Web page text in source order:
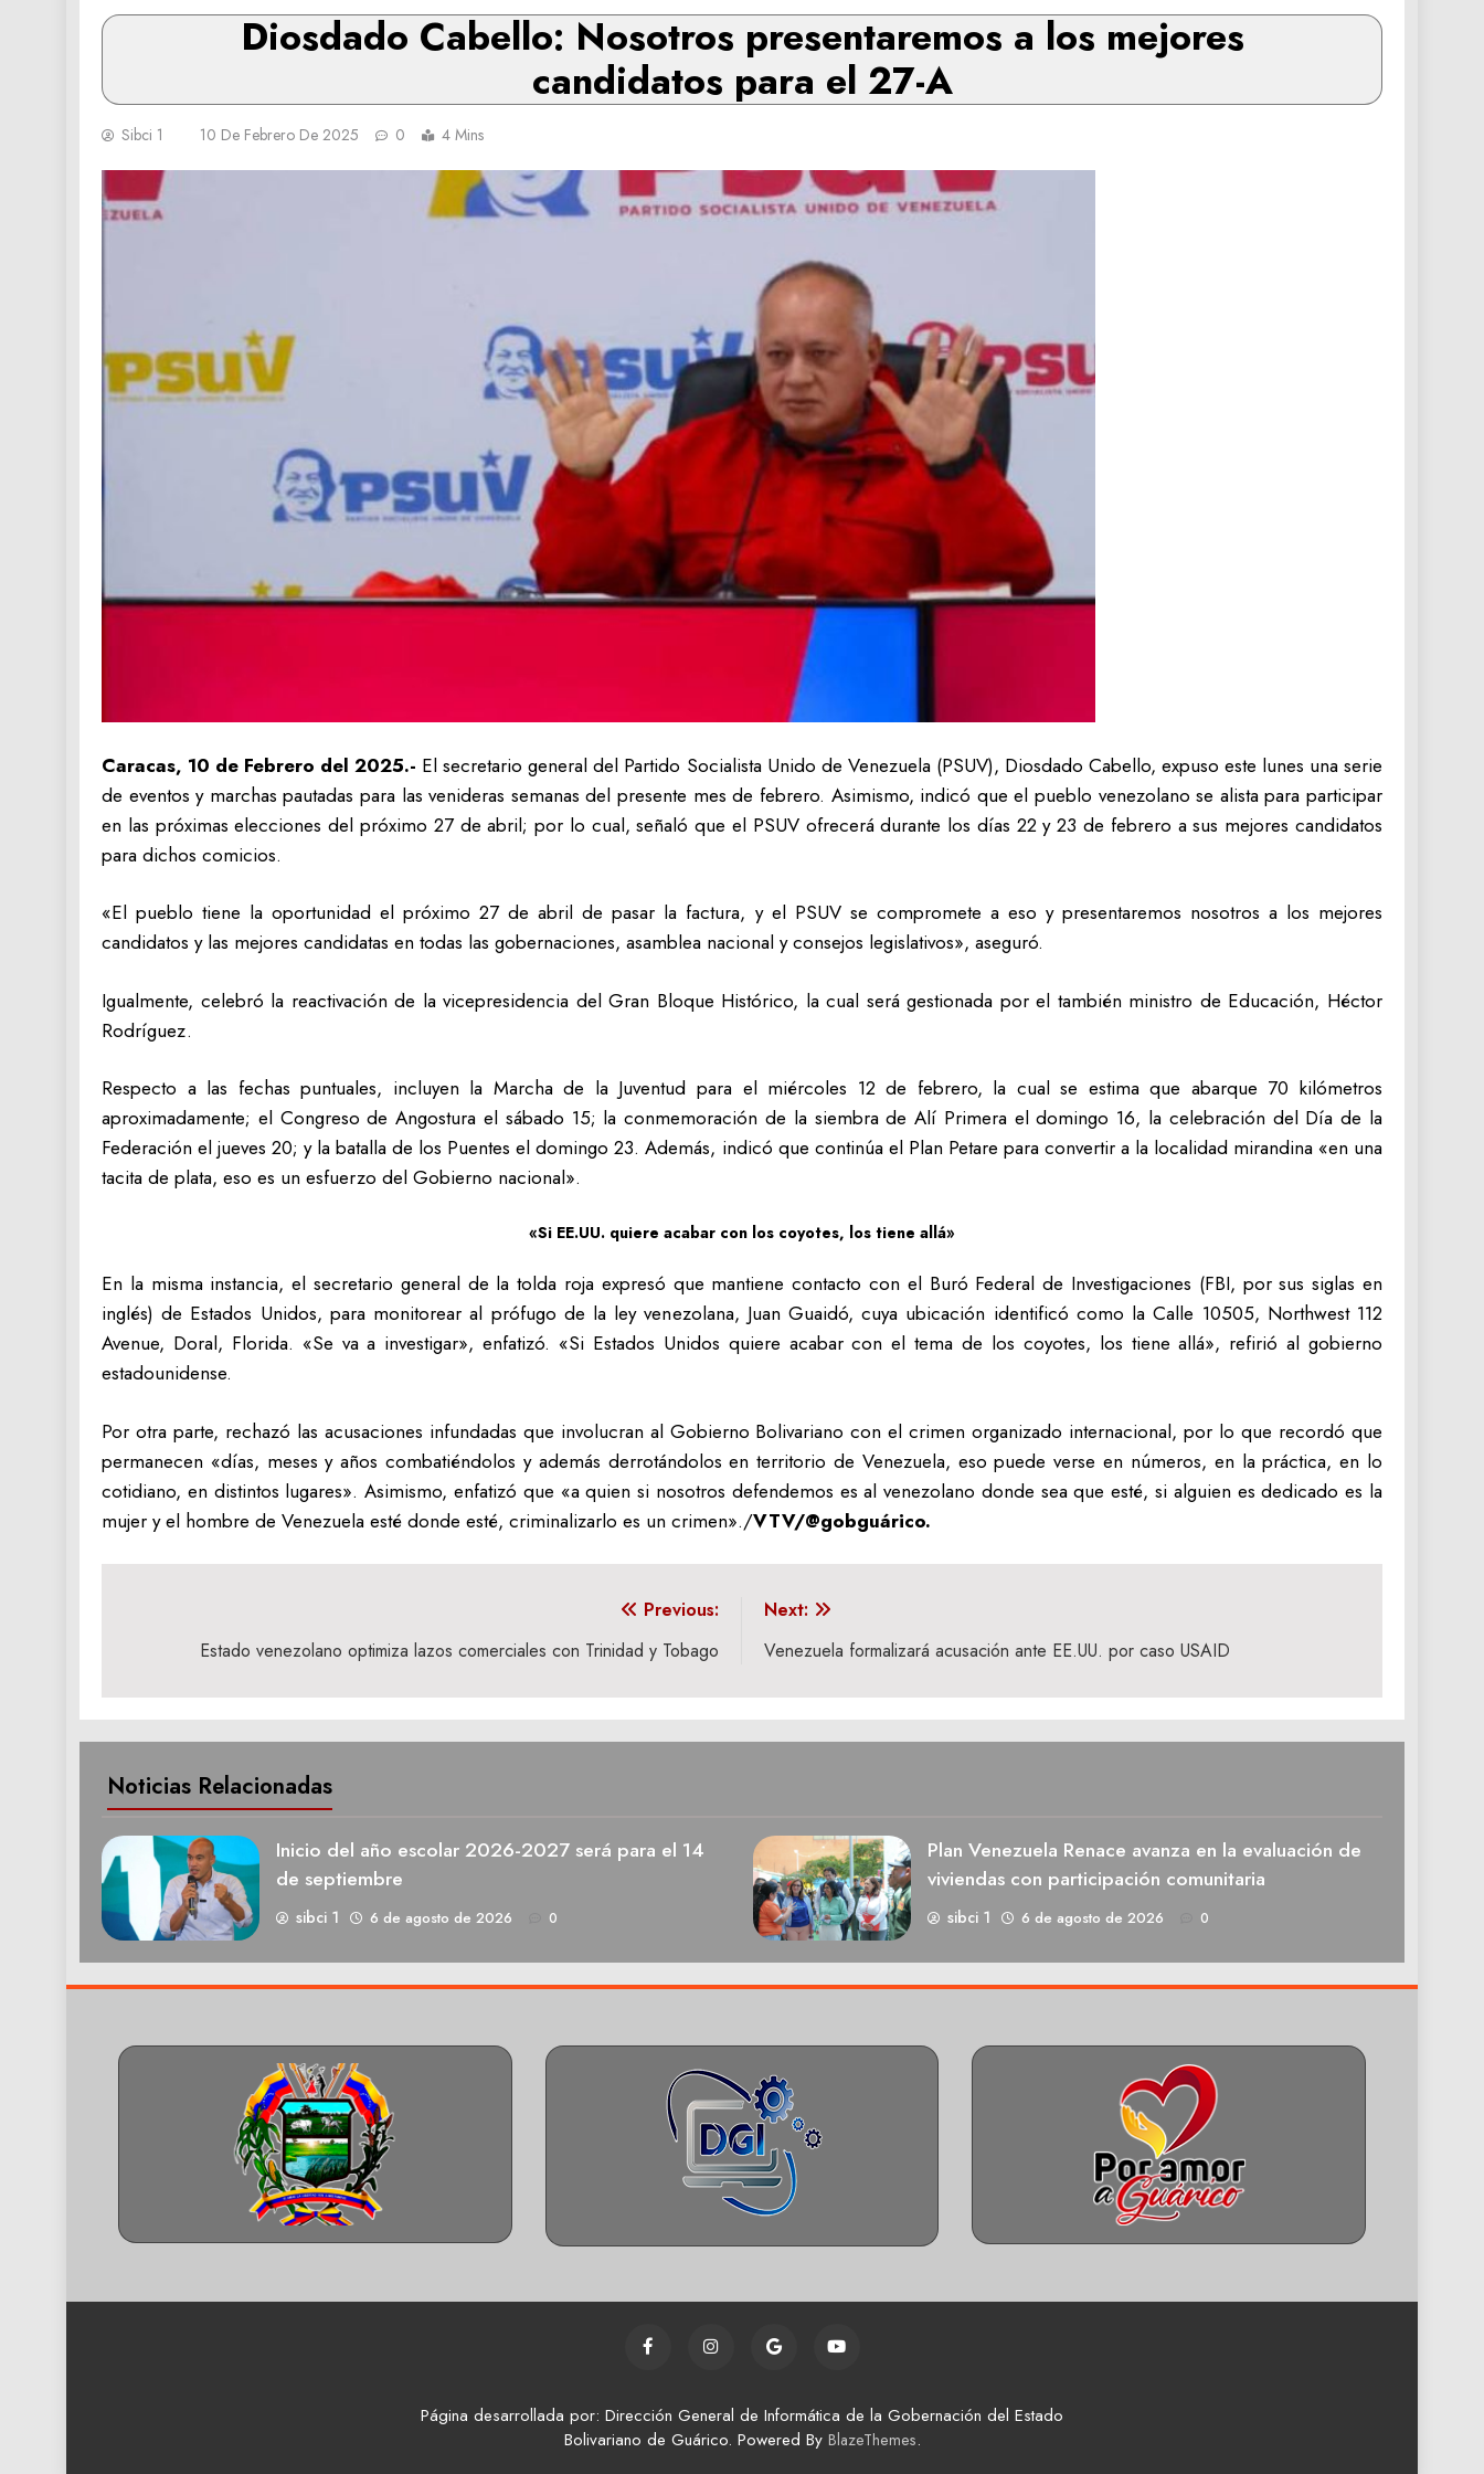
Diosdado ‌Cabello: Nosotros presentaremos a los mejores
candidatos para el 27-A
Sibci 1 10 De Febrero De 2025 0 4 Mins
Caracas, 10 de Febrero del 2025.- El secretario general del Partido Socialista Unido de Venezuela (PSUV), Diosdado Cabello, expuso este lunes una serie
de eventos y marchas pautadas para las venideras semanas del presente mes de febrero. Asimismo, indicó que el pueblo venezolano se alista para participar
en las próximas elecciones del próximo 27 de abril; por lo cual, señaló que el PSUV ofrecerá durante los días 22 y 23 de febrero a sus mejores candidatos
para dichos comicios.
«El pueblo tiene la oportunidad el próximo 27 de abril de pasar la factura, y el PSUV se compromete a eso y presentaremos nosotros a los mejores
candidatos y las mejores candidatas en todas las gobernaciones, asamblea nacional y consejos legislativos», aseguró.
Igualmente, celebró la reactivación de la vicepresidencia del Gran Bloque Histórico, la cual será gestionada por el también ministro de Educación, Héctor
Rodríguez.
Respecto a las fechas puntuales, incluyen la Marcha de la Juventud para el miércoles 12 de febrero, la cual se estima que abarque 70 kilómetros
aproximadamente; el Congreso de Angostura el sábado 15; la conmemoración de la siembra de Alí Primera el domingo 16, la celebración del Día de la
Federación el jueves 20; y la batalla de los Puentes el domingo 23. Además, indicó que continúa el Plan Petare para convertir a la localidad mirandina «en una
tacita de plata, eso es un esfuerzo del Gobierno nacional».
«Si EE.UU. quiere acabar con los coyotes, los tiene allá»
En la misma instancia, el secretario general de la tolda roja expresó que mantiene contacto con el Buró Federal de Investigaciones (FBI, por sus siglas en
inglés) de Estados Unidos, para monitorear al prófugo de la ley venezolana, Juan Guaidó, cuya ubicación identificó como la Calle 10505, Northwest 112
Avenue, Doral, Florida. «Se va a investigar», enfatizó. «Si Estados Unidos quiere acabar con el tema de los coyotes, los tiene allá», refirió al gobierno
estadounidense.
Por otra parte, rechazó las acusaciones infundadas que involucran al Gobierno Bolivariano con el crimen organizado internacional, por lo que recordó que
permanecen «días, meses y años combatiéndolos y además derrotándolos en territorio de Venezuela, eso puede verse en números, en la práctica, en lo
cotidiano, en distintos lugares». Asimismo, enfatizó que «a quien si nosotros defendemos es al venezolano donde sea que esté, si alguien es dedicado es la
mujer y el hombre de Venezuela esté donde esté, criminalizarlo es un crimen»./VTV/@gobguárico.
entradas
Previous:
Estado venezolano optimiza lazos comerciales con Trinidad y Tobago
Next:
Venezuela formalizará acusación ante EE.UU. por caso USAID
Noticias Relacionadas
Inicio del año escolar 2026-2027 será para el 14
de septiembre
sibci 1 6 de agosto de 2026 0
Plan Venezuela Renace avanza en la evaluación de
viviendas con participación comunitaria
sibci 1 6 de agosto de 2026 0
Página desarrollada por: Dirección General de Informática de la Gobernación del Estado
Bolivariano de Guárico. Powered By BlazeThemes.